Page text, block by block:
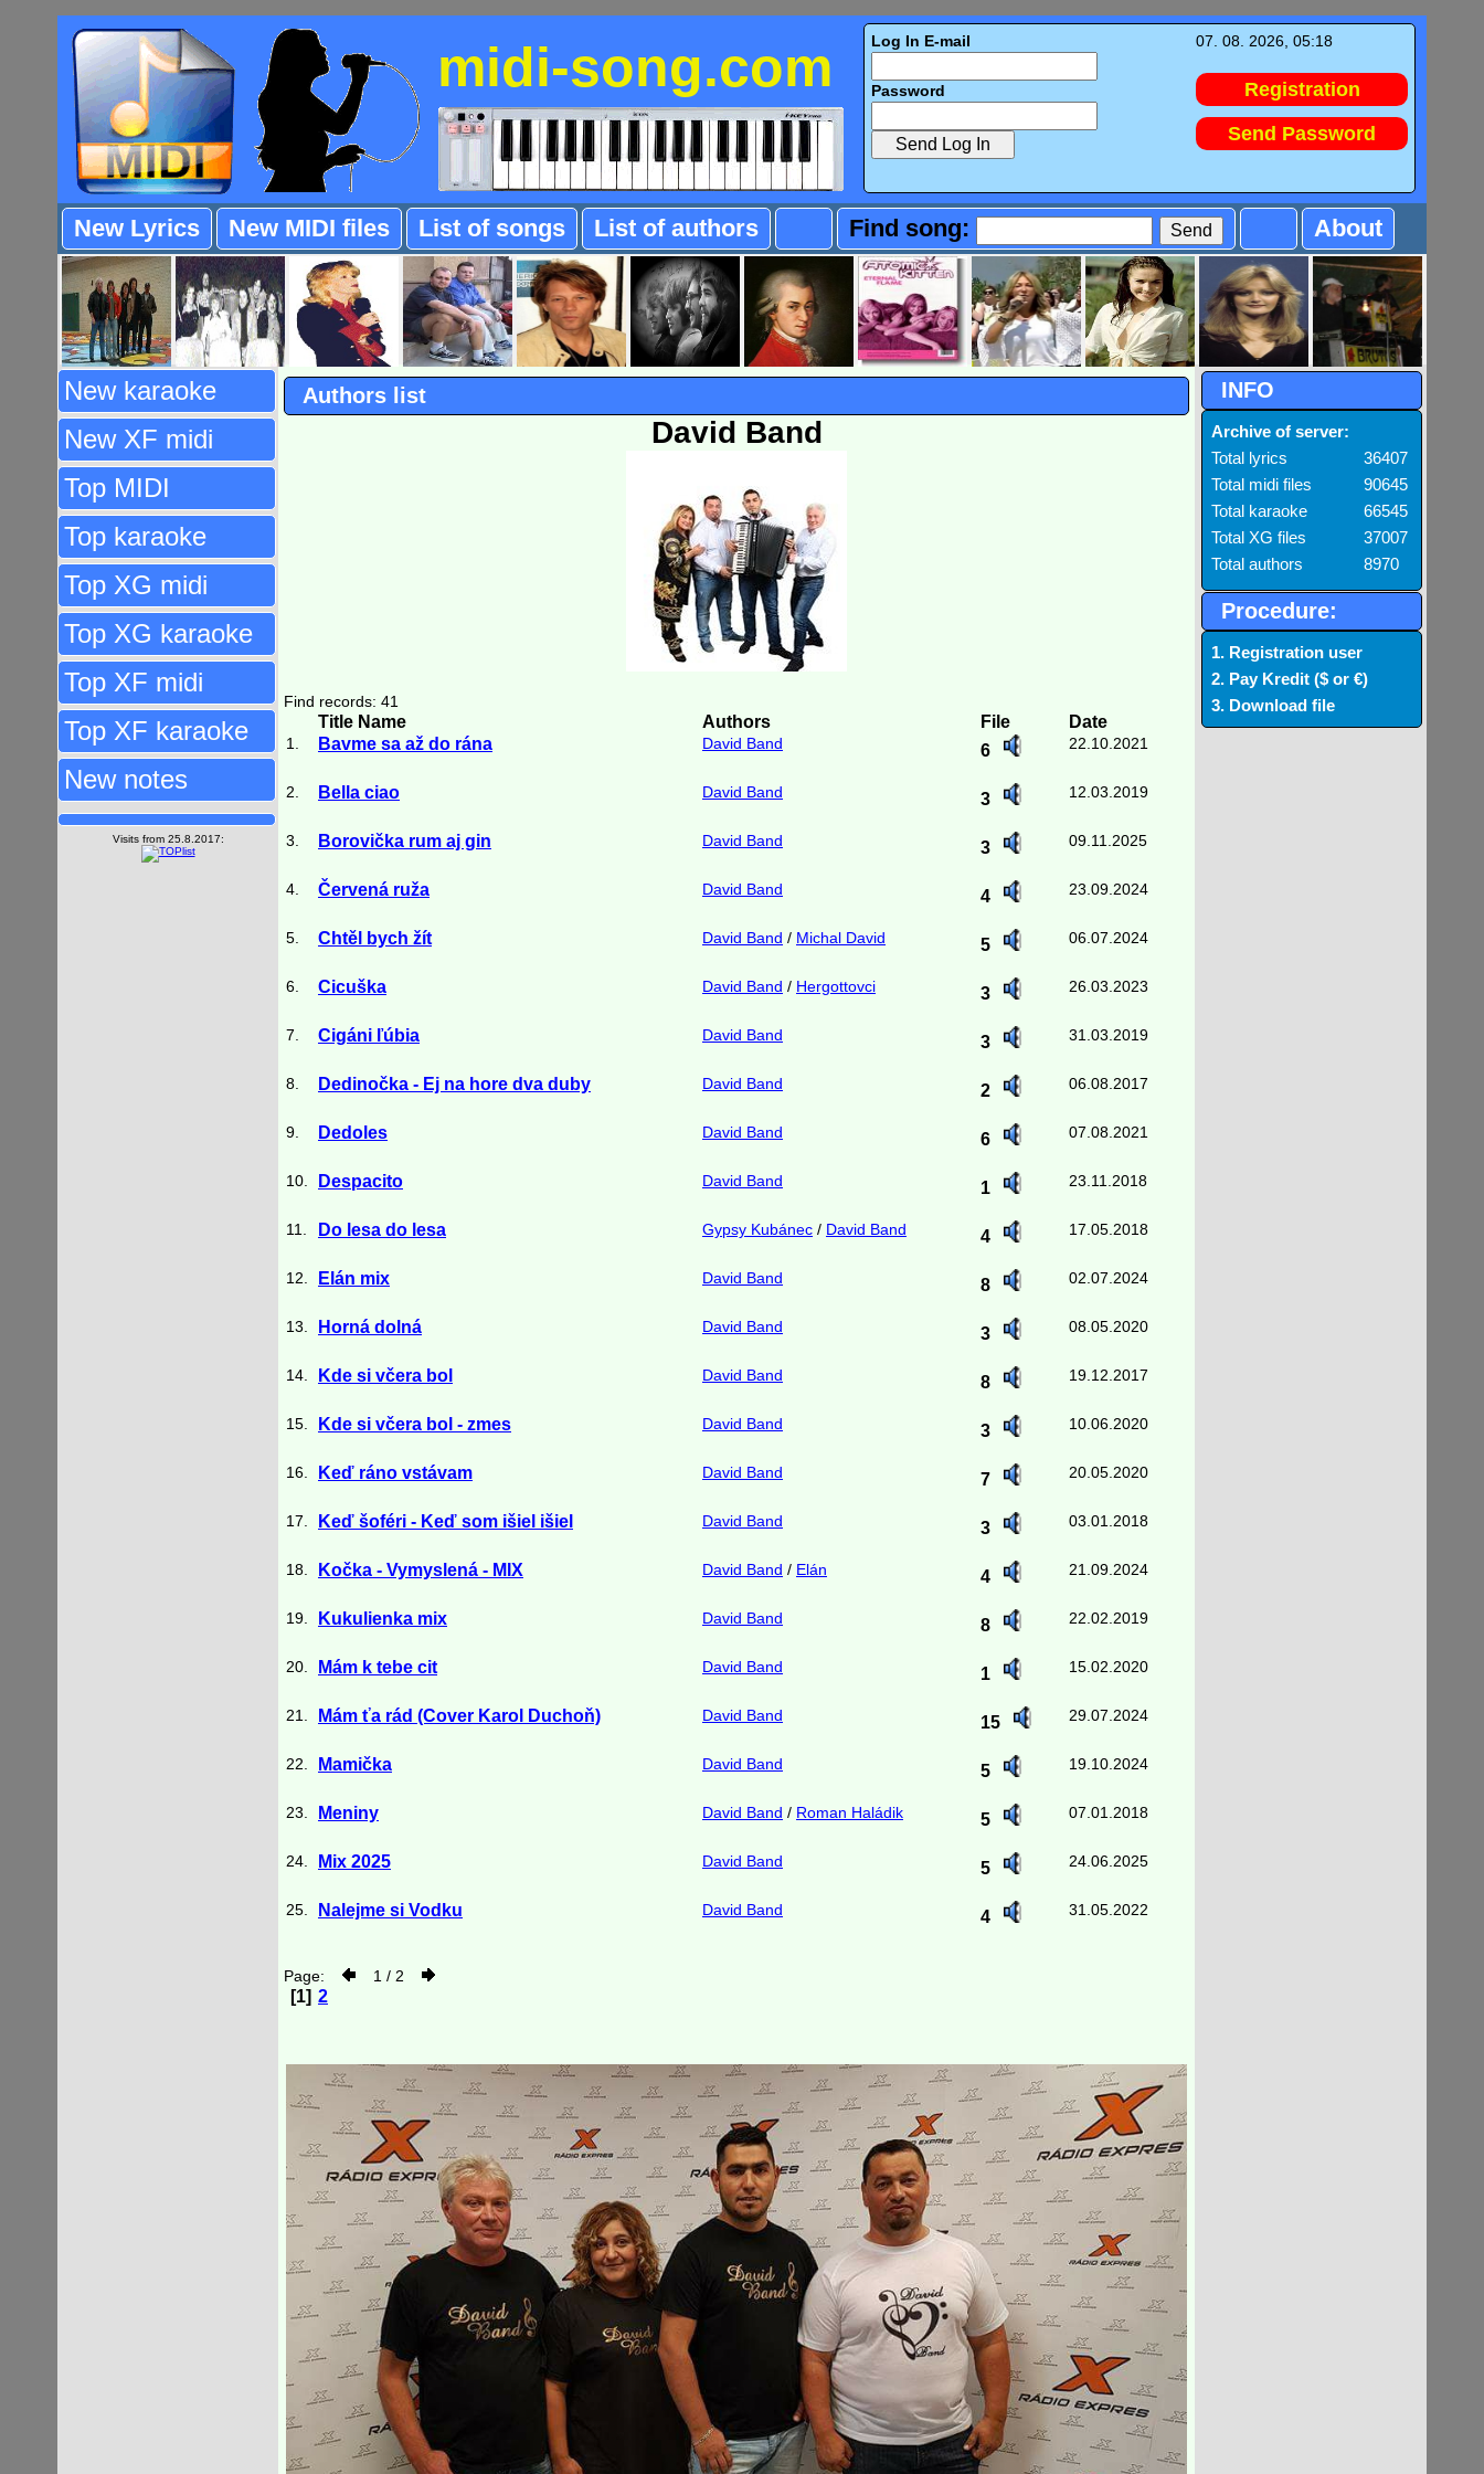
midi-song.com Log In E-mail
Password
07. 08. 2026, 05:18
Registration
Send Password
New Lyrics New MIDI files List of songs List of authors Find song: About
New karaoke
New XF midi
Top MIDI
Top karaoke
Top XG midi
Top XG karaoke
Top XF midi
Top XF karaoke
New notes
Visits from 25.8.2017:
Authors list
David Band
Find records: 41
Title Name Authors File Date
1. Bavme sa až do rána David Band 6 22.10.2021
2. Bella ciao David Band 3 12.03.2019
3. Borovička rum aj gin David Band 3 09.11.2025
4. Červená ruža David Band 4 23.09.2024
5. Chtěl bych žít David Band / Michal David 5 06.07.2024
6. Cicuška David Band / Hergottovci 3 26.03.2023
7. Cigáni ľúbia David Band 3 31.03.2019
8. Dedinočka - Ej na hore dva duby David Band 2 06.08.2017
9. Dedoles David Band 6 07.08.2021
10. Despacito David Band 1 23.11.2018
11. Do lesa do lesa Gypsy Kubánec / David Band 4 17.05.2018
12. Elán mix David Band 8 02.07.2024
13. Horná dolná David Band 3 08.05.2020
14. Kde si včera bol David Band 8 19.12.2017
15. Kde si včera bol - zmes David Band 3 10.06.2020
16. Keď ráno vstávam David Band 7 20.05.2020
17. Keď šoféri - Keď som išiel išiel David Band 3 03.01.2018
18. Kočka - Vymyslená - MIX David Band / Elán 4 21.09.2024
19. Kukulienka mix David Band 8 22.02.2019
20. Mám k tebe cit David Band 1 15.02.2020
21. Mám ťa rád (Cover Karol Duchoň) David Band 15 29.07.2024
22. Mamička David Band 5 19.10.2024
23. Meniny David Band / Roman Haládik 5 07.01.2018
24. Mix 2025 David Band 5 24.06.2025
25. Nalejme si Vodku David Band 4 31.05.2022
Page: 1 / 2
[1] 2
INFO
Archive of server:
Total lyrics
36407
Total midi files
90645
Total karaoke
66545
Total XG files
37007
Total authors
8970
Procedure:
1. Registration user
2. Pay Kredit ($ or €)
3. Download file